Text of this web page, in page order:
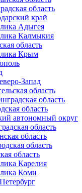
область
край
Адыгея
Калмыкия
область
Крым
Запад
область
область
область
автономный округ
область
область
область
область
Карелия
Коми